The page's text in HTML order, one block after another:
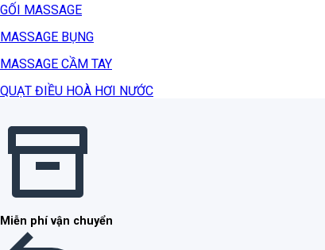
GỐI MASSAGE
MASSAGE BỤNG
MASSAGE CẦM TAY
QUẠT ĐIỀU HOÀ HƠI NƯỚC
Miễn phí vận chuyển